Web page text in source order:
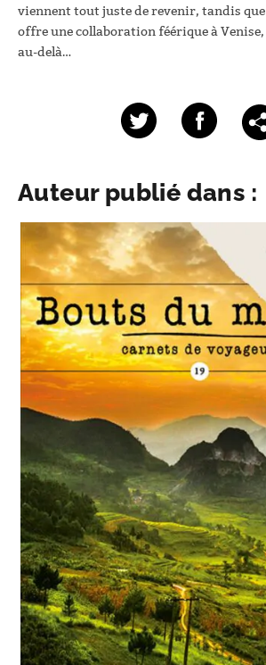
viennent tout juste de revenir, tandis
offre une collaboration féérique à Venise,
au-delà…
Auteur publié dans :